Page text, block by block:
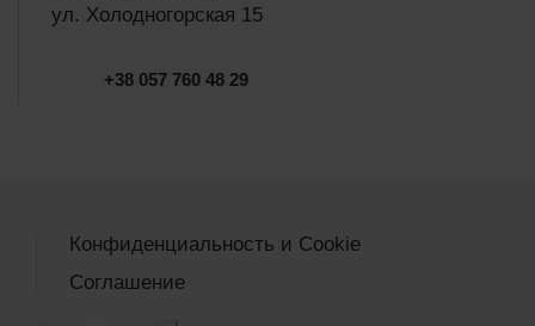
ул. Холодногорская 15
+38 057 760 48 29
Конфиденциальность и Cookie
Соглашение